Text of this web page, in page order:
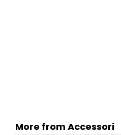
More from Accessori